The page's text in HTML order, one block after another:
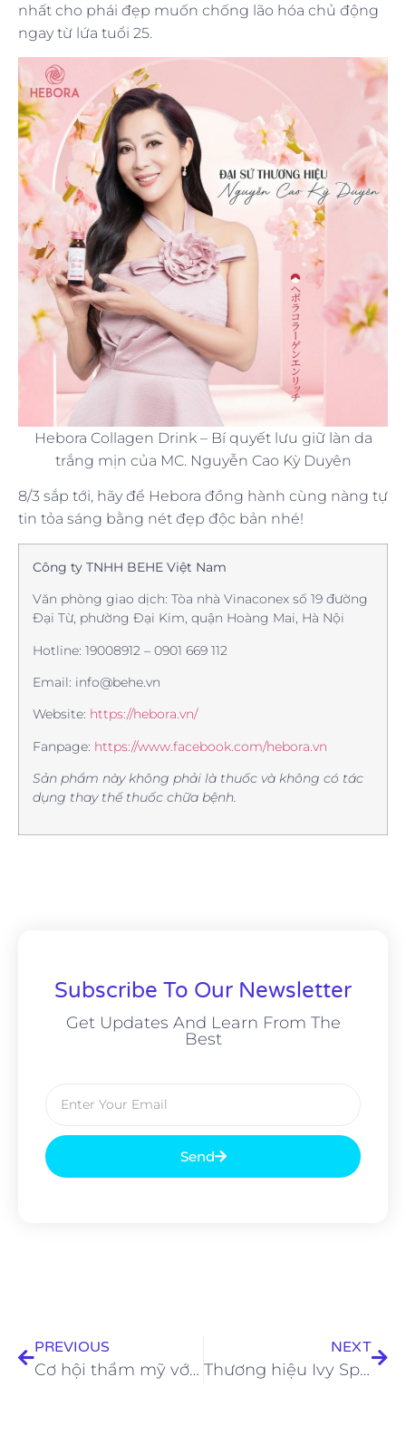
nhất cho phái đẹp muốn chống lão hóa chủ động
ngay từ lứa tuổi 25.
Hebora Collagen Drink – Bí quyết lưu giữ làn da
trắng mịn của MC. Nguyễn Cao Kỳ Duyên
8/3 sắp tới, hãy để Hebora đồng hành cùng nàng tự
tin tỏa sáng bằng nét đẹp độc bản nhé!
Công ty TNHH BEHE Việt Nam
Văn phòng giao dịch: Tòa nhà Vinaconex số 19 đường
Đại Từ, phường Đại Kim, quận Hoàng Mai, Hà Nội
Hotline: 19008912 – 0901 669 112
Email: info@behe.vn
Website: https://hebora.vn/
Fanpage: https://www.facebook.com/hebora.vn
Sản phẩm này không phải là thuốc và không có tác
dụng thay thế thuốc chữa bệnh.
Subscribe To Our Newsletter
Get Updates And Learn From The
Best
Send
PREVIOUS
Cơ hội thẩm mỹ với bác sĩ Hàn Quốc tại Thẩm mỹ Ngọc Phú
NEXT
Thương hiệu Ivy Spa – trạm dừng lưu giữ tuổi đôi mươi